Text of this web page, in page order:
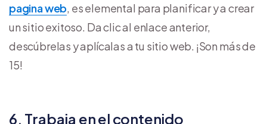
pagina web, es elemental para planificar y a crear
un sitio exitoso. Da clic al enlace anterior,
descúbrelas y aplícalas a tu sitio web. ¡Son más de
15!
6. Trabaja en el contenido